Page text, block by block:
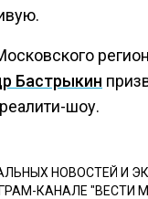
Бастрыкин
шоу.
НОВОСТЕЙ И
КАНАЛЕ "ВЕСТИ